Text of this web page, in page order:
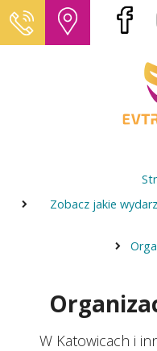
Zobacz jakie
W Katowicach i